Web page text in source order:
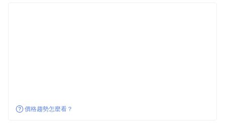
價格趨勢怎麼看？